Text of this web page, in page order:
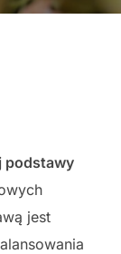
podstawy
jest